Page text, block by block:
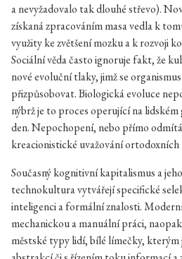
a nevyžadovalo tak dlouhé střevo).
získaná zpracováním masa vedla k
využity ke zvětšení mozku a k rozvoji
Sociální věda často ignoruje fakt, že
nové evoluční tlaky, jimž se
přizpůsobovat. Biologická evoluce
nýbrž je to proces operující na
den. Nepochopení, nebo přímo
kreacionistické uvažování
Současný kognitivní kapitalismus a
technokultura vytvářejí specifické
inteligenci a formální znalosti.
mechanickou a manuální práci,
městské typy lidí, bílé límečky, kterým